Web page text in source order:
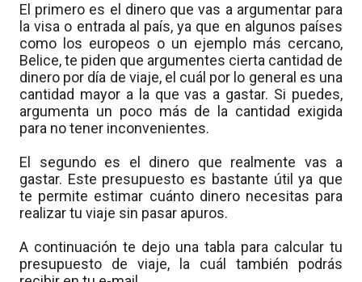
El primero es el dinero que vas a argumentar para
la visa o entrada al país, ya que en algunos países
como los europeos o un ejemplo más cercano,
Belice, te piden que argumentes cierta cantidad de
dinero por día de viaje, el cuál por lo general es una
cantidad mayor a la que vas a gastar. Si puedes,
argumenta un poco más de la cantidad exigida
para no tener inconvenientes.
El segundo es el dinero que realmente vas a
gastar. Este presupuesto es bastante útil ya que
te permite estimar cuánto dinero necesitas para
realizar tu viaje sin pasar apuros.
A continuación te dejo una tabla para calcular tu
presupuesto de viaje, la cuál también podrás